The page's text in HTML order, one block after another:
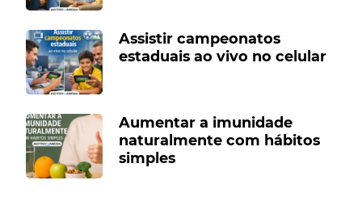
Assistir campeonatos
estaduais ao vivo no celular
Aumentar a imunidade
naturalmente com hábitos
simples